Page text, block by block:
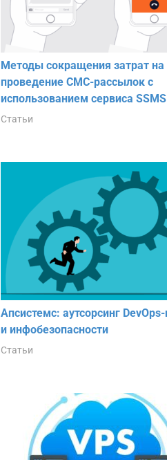
Методы сокращения затрат на
проведение СМС-рассылок с
использованием сервиса
Статьи
Апсистемс: аутсорсинг
и инфобезопасности
Статьи